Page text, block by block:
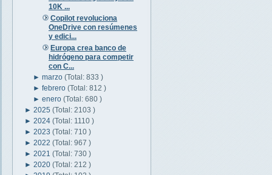
10K ...
Copilot revoluciona
OneDrive con resúmenes
y edici...
Europa crea banco de
hidrógeno para competir
con C...
►marzo(Total: 833 )
►febrero(Total: 812 )
►enero(Total: 680 )
► 2025 (Total: 2103 )
► 2024 (Total: 1110 )
► 2023 (Total: 710 )
► 2022 (Total: 967 )
► 2021 (Total: 730 )
► 2020 (Total: 212 )